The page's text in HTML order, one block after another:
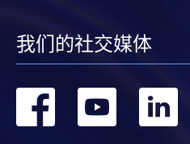
我们的社交媒体
转
转